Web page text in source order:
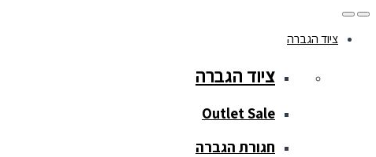
ציוד הגברה
ציוד הגברה
Outlet Sale
חגורת הגברה